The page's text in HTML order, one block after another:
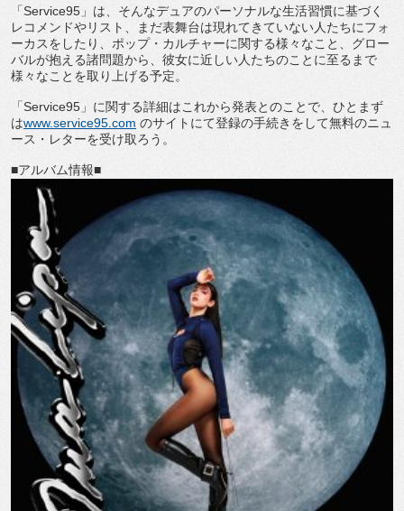
「Service95 」は、 そんなデュアのパーソナルな生活習慣に基づく
レコメンドやリスト
、まだ表舞台は現れてきていない人たちにフォ
ーカスをしたり、 ポップ・カルチャーに関する様々なこと、 グロー
バルが抱える諸問題から、 彼女に近しい人たちのことに至るまで
様々なことを取り上げる予定。
「Service95 」に関する詳細はこれから発表とのことで、 ひとまず
はwww.service95.com のサイトにて登録の手続きをして無料のニュ
ース・レターを受け取ろう。
■アルバム情報■